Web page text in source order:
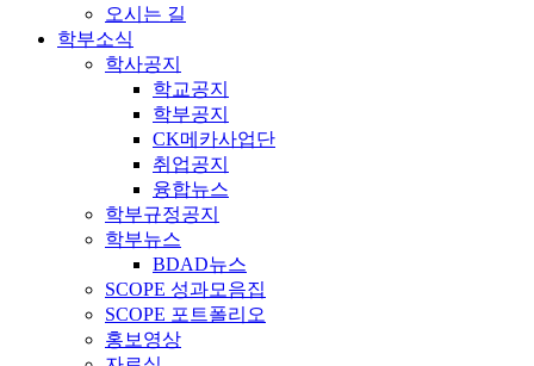
오시는 길
학부소식
학사공지
학교공지
학부공지
CK메카사업단
취업공지
융합뉴스
학부규정공지
학부뉴스
BDAD뉴스
SCOPE 성과모음집
SCOPE 포트폴리오
홍보영상